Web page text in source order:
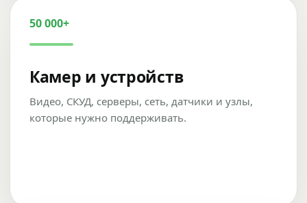
50 000+
Камер и устройств
Видео, СКУД, серверы, сеть, датчики и узлы,
которые нужно поддерживать.